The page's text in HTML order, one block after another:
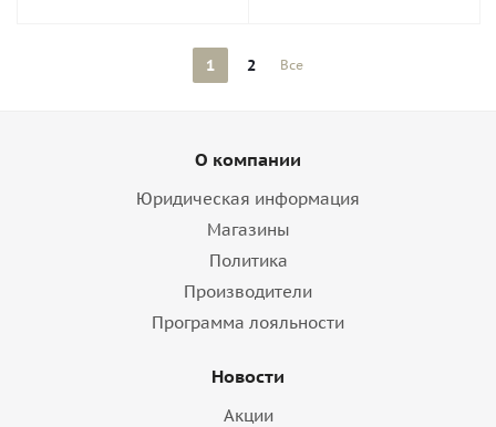
1 2 Все
О компании
Юридическая информация
Магазины
Политика
Производители
Программа лояльности
Новости
Акции